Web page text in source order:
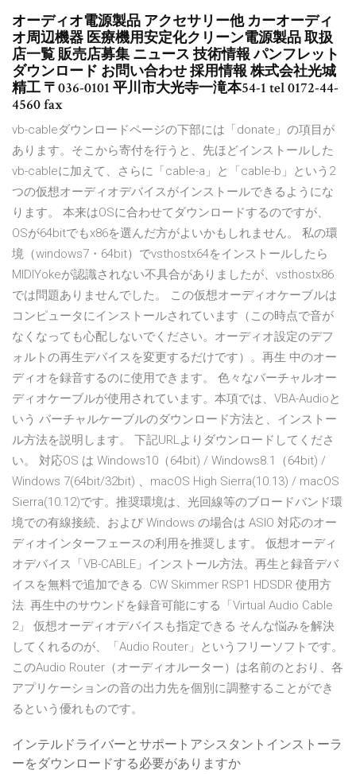
オーディオ電源製品 アクセサリー他 カーオーディ
オ周辺機器 医療機用安定化クリーン電源製品 取扱
店一覧 販売店募集 ニュース 技術情報 パンフレット
ダウンロード お問い合わせ 採用情報 株式会社光城
精工 〒036-0101 平川市大光寺一滝本54-1 tel 0172-44-
4560 fax
vb-cableダウンロードページの下部には「donate」の項目が
あります。そこから寄付を行うと、先ほどインストールした
vb-cableに加えて、さらに「cable-a」と「cable-b」という2
つの仮想オーディオデバイスがインストールできるようにな
ります。 本来はOSに合わせてダウンロードするのですが、
OSが64bitでもx86を選んだ方がよいかもしれません。 私の環
境（windows7・64bit）でvsthostx64をインストールしたら
MIDIYokeが認識されない不具合がありましたが、vsthostx86
では問題ありませんでした。 この仮想オーディオケーブルは
コンピュータにインストールされています（この時点で音が
なくなっても心配しないでください。オーディオ設定のデフ
ォルトの再生デバイスを変更するだけです）。再生 中のオー
ディオを録音するのに使用できます。 色々なバーチャルオー
ディオケーブルが使用されています。本項では、VBA-Audioと
いう バーチャルケーブルのダウンロード方法と、インストー
ル方法を説明します。 下記URLよりダウンロードしてくださ
い。 対応OS は Windows10（64bit) / Windows8.1（64bit) /
Windows 7(64bit/32bit) 、macOS High Sierra(10.13) / macOS
Sierra(10.12)です。推奨環境は、光回線等のブロードバンド環
境での有線接続、および Windows の場合は ASIO 対応のオー
ディオインターフェースの利用を推奨します。 仮想オーディ
オデバイス「VB-CABLE」インストール方法。再生と録音デバ
イスを無料で追加できる. CW Skimmer RSP1 HDSDR 使用方
法. 再生中のサウンドを録音可能にする「Virtual Audio Cable
2」 仮想オーディオデバイスも指定できる そんな悩みを解決
してくれるのが、「Audio Router」というフリーソフトです。
このAudio Router（オーディオルーター）は名前のとおり、各
アプリケーションの音の出力先を個別に調整することができ
るという優れものです。
インテルドライバーとサポートアシスタントインストーラ
ーをダウンロードする必要がありますか